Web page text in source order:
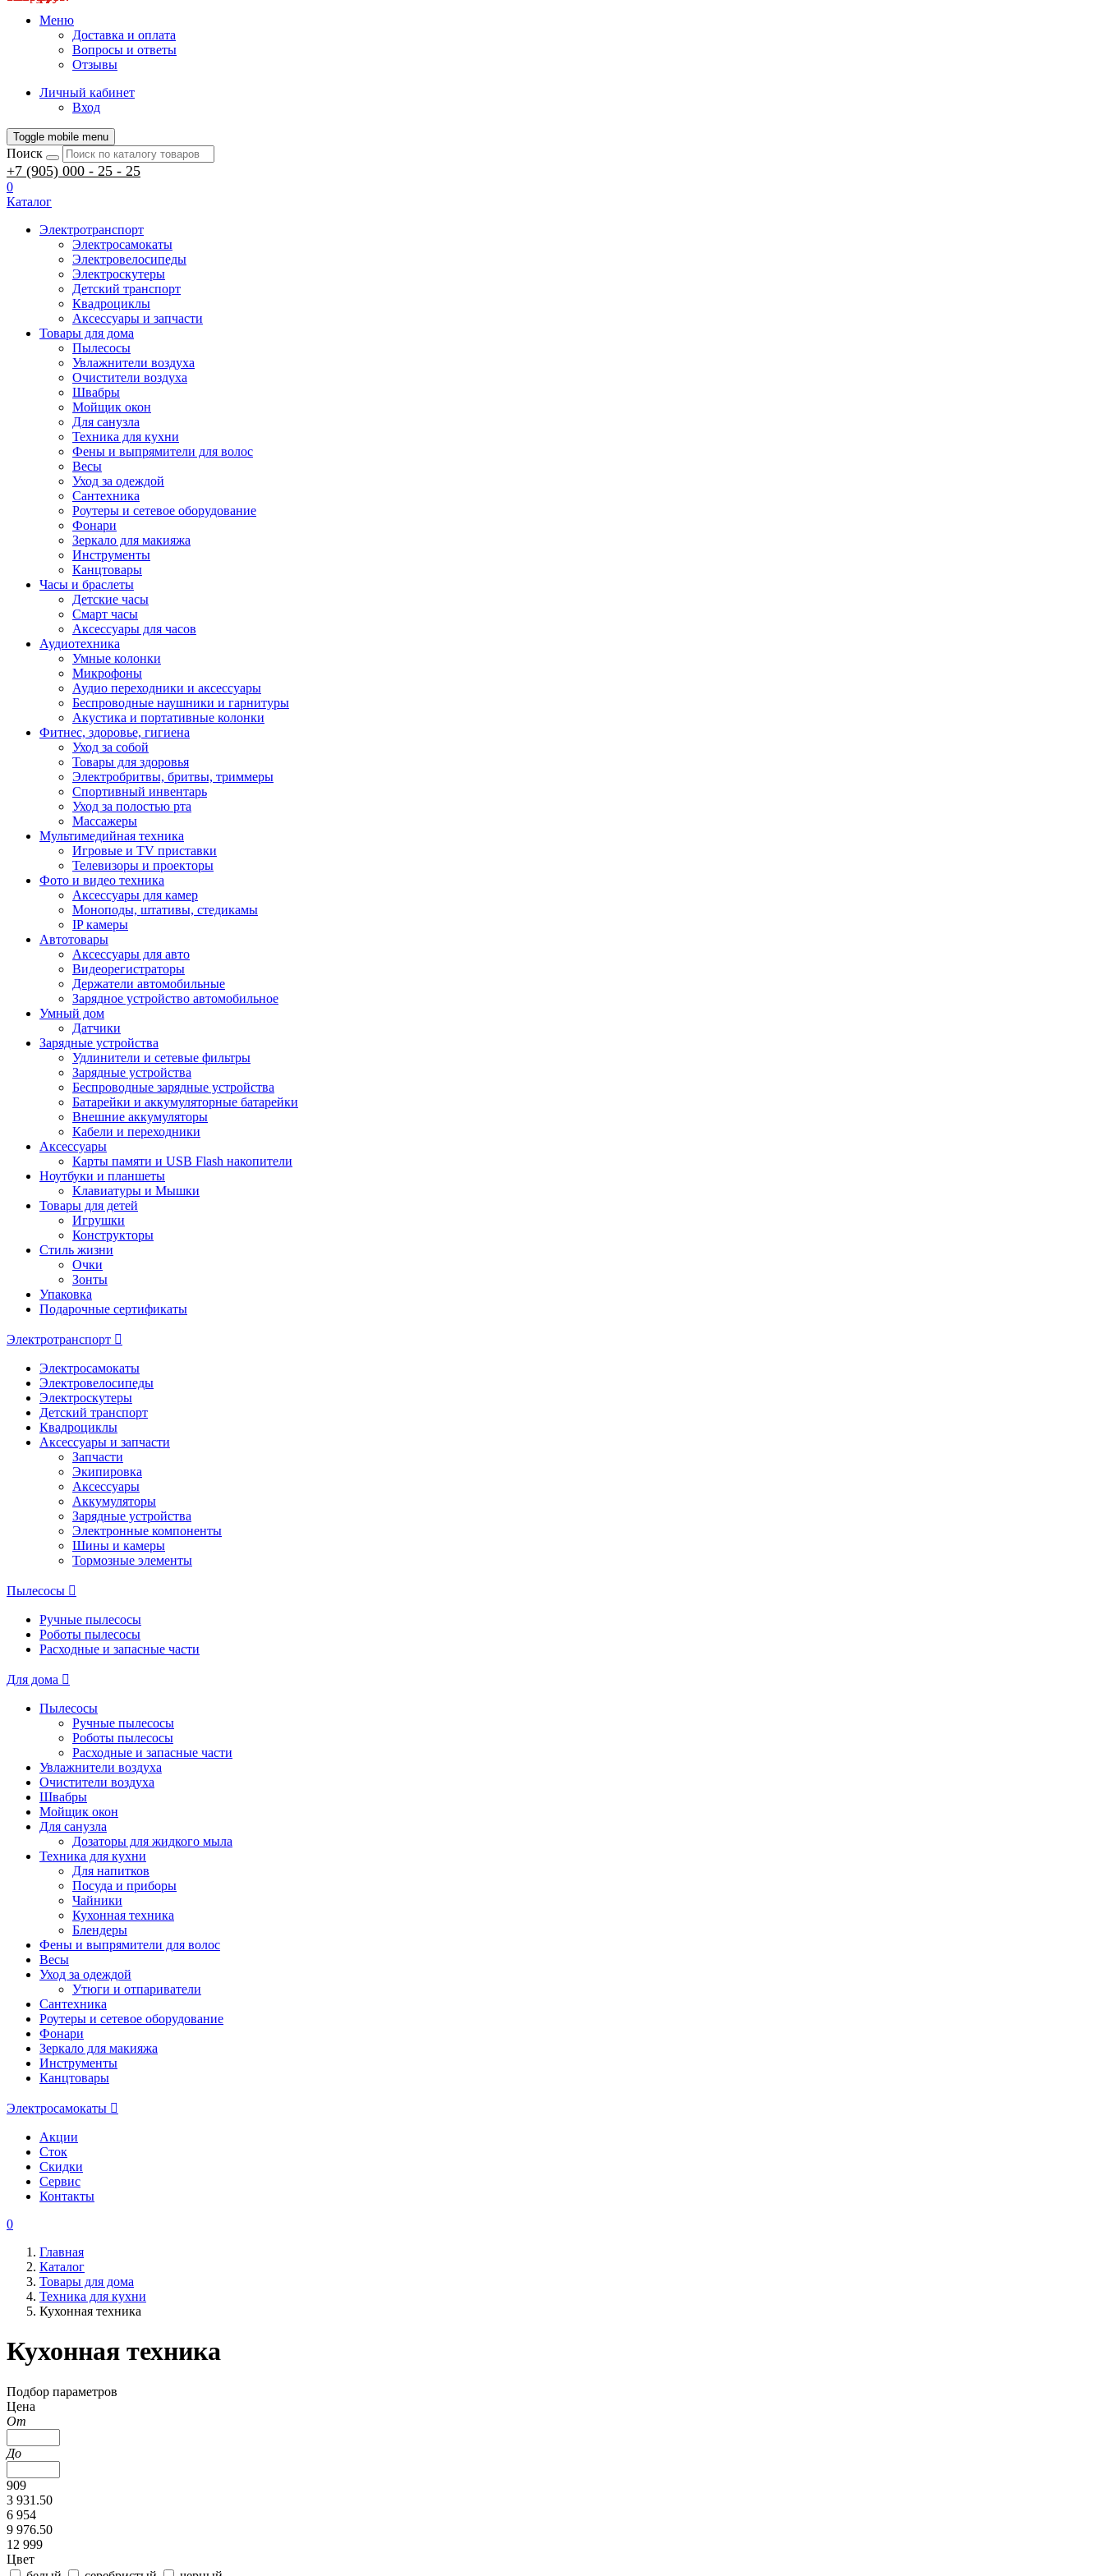
Меню
Доставка и оплата
Вопросы и ответы
Отзывы
Личный кабинет
Вход
Toggle mobile menu
Поиск
+7 (905) 000 - 25 - 25
0
Каталог
Электротранспорт
Электросамокаты
Электровелосипеды
Электроскутеры
Детский транспорт
Квадроциклы
Аксессуары и запчасти
Товары для дома
Пылесосы
Увлажнители воздуха
Очистители воздуха
Швабры
Мойщик окон
Для санузла
Техника для кухни
Фены и выпрямители для волос
Весы
Уход за одеждой
Сантехника
Роутеры и сетевое оборудование
Фонари
Зеркало для макияжа
Инструменты
Канцтовары
Часы и браслеты
Детские часы
Смарт часы
Аксессуары для часов
Аудиотехника
Умные колонки
Микрофоны
Аудио переходники и аксессуары
Беспроводные наушники и гарнитуры
Акустика и портативные колонки
Фитнес, здоровье, гигиена
Уход за собой
Товары для здоровья
Электробритвы, бритвы, триммеры
Спортивный инвентарь
Уход за полостью рта
Массажеры
Мультимедийная техника
Игровые и TV приставки
Телевизоры и проекторы
Фото и видео техника
Аксессуары для камер
Моноподы, штативы, стедикамы
IP камеры
Автотовары
Аксессуары для авто
Видеорегистраторы
Держатели автомобильные
Зарядное устройство автомобильное
Умный дом
Датчики
Зарядные устройства
Удлинители и сетевые фильтры
Зарядные устройства
Беспроводные зарядные устройства
Батарейки и аккумуляторные батарейки
Внешние аккумуляторы
Кабели и переходники
Аксессуары
Карты памяти и USB Flash накопители
Ноутбуки и планшеты
Клавиатуры и Мышки
Товары для детей
Игрушки
Конструкторы
Стиль жизни
Очки
Зонты
Упаковка
Подарочные сертификаты
Электротранспорт
Электросамокаты
Электровелосипеды
Электроскутеры
Детский транспорт
Квадроциклы
Аксессуары и запчасти
Запчасти
Экипировка
Аксессуары
Аккумуляторы
Зарядные устройства
Электронные компоненты
Шины и камеры
Тормозные элементы
Пылесосы
Ручные пылесосы
Роботы пылесосы
Расходные и запасные части
Для дома
Пылесосы
Ручные пылесосы
Роботы пылесосы
Расходные и запасные части
Увлажнители воздуха
Очистители воздуха
Швабры
Мойщик окон
Для санузла
Дозаторы для жидкого мыла
Техника для кухни
Для напитков
Посуда и приборы
Чайники
Кухонная техника
Блендеры
Фены и выпрямители для волос
Весы
Уход за одеждой
Утюги и отпариватели
Сантехника
Роутеры и сетевое оборудование
Фонари
Зеркало для макияжа
Инструменты
Канцтовары
Электросамокаты
Акции
Сток
Скидки
Сервис
Контакты
0
Главная
Каталог
Товары для дома
Техника для кухни
Кухонная техника
Кухонная техника
Подбор параметров
Цена
От
До
909
3 931.50
6 954
9 976.50
12 999
Цвет